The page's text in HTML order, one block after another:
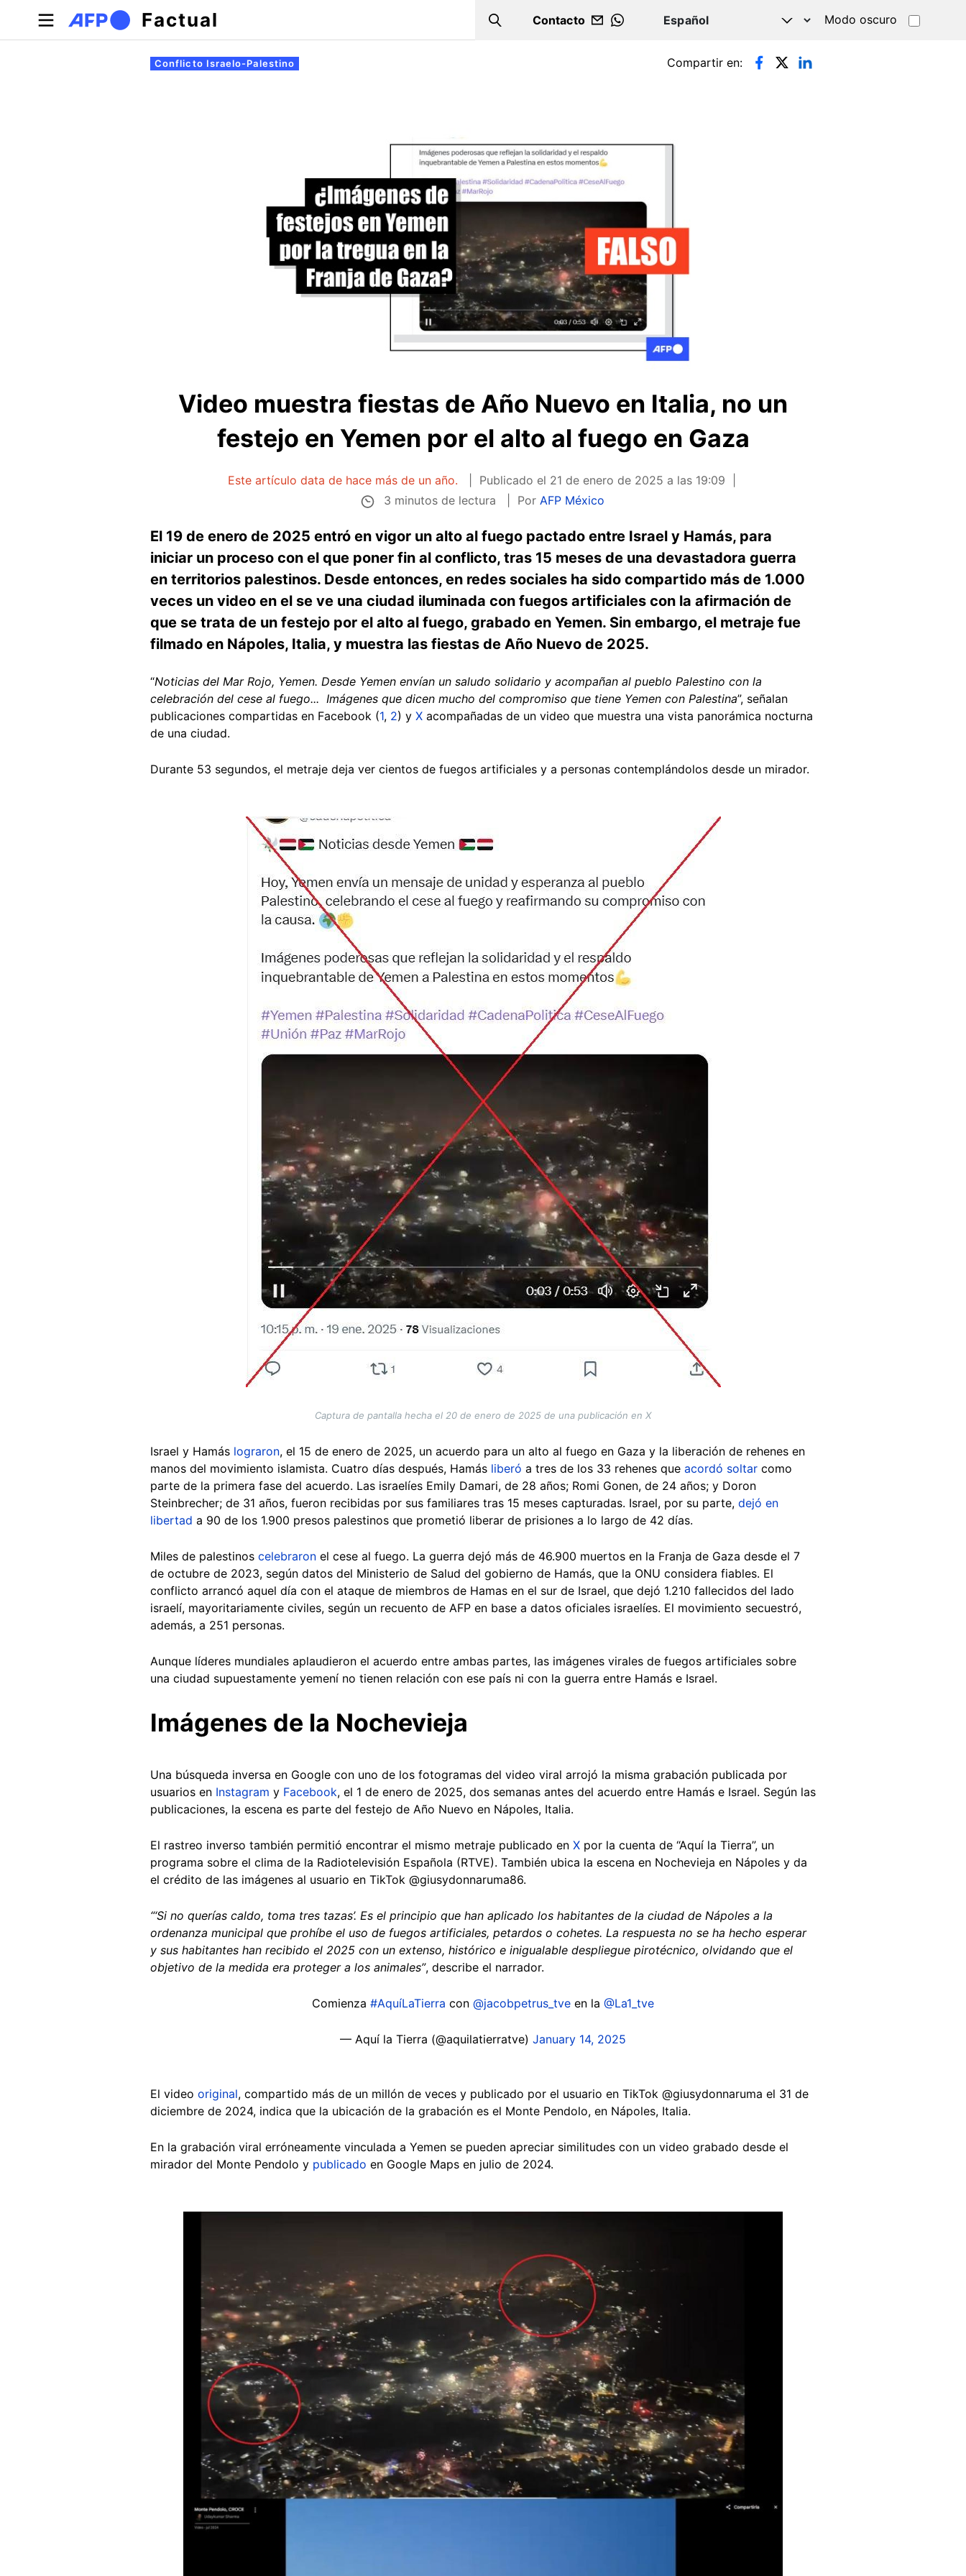
Pasar al contenido principal
Factual Search
Contacto
WHATSAPP
Modo oscuro
Solapas principales
Conflicto Israelo-Palestino Compartir en:
Video muestra fiestas de Año Nuevo en Italia, no un
festejo en Yemen por el alto al fuego en Gaza
Este artículo data de hace más de un año. Publicado el 21 de enero de 2025 a las 19:09
3 minutos de lectura
PorAFP México
El 19 de enero de 2025 entró en vigor un alto al fuego pactado entre Israel y Hamás, para
iniciar un proceso con el que poner fin al conflicto, tras 15 meses de una devastadora guerra
en territorios palestinos. Desde entonces, en redes sociales ha sido compartido más de 1.000
veces un video en el se ve una ciudad iluminada con fuegos artificiales con la afirmación de
que se trata de un festejo por el alto al fuego, grabado en Yemen. Sin embargo, el metraje fue
filmado en Nápoles, Italia, y muestra las fiestas de Año Nuevo de 2025.
“Noticias del Mar Rojo, Yemen. Desde Yemen envían un saludo solidario y acompañan al pueblo Palestino con la
celebración del cese al fuego... Imágenes que dicen mucho del compromiso que tiene Yemen con Palestina”, señalan
publicaciones compartidas en Facebook (1, 2) y X acompañadas de un video que muestra una vista panorámica nocturna
de una ciudad.
Durante 53 segundos, el metraje deja ver cientos de fuegos artificiales y a personas contemplándolos desde un mirador.
Captura de pantalla hecha el 20 de enero de 2025 de una publicación en X
Israel y Hamás lograron, el 15 de enero de 2025, un acuerdo para un alto al fuego en Gaza y la liberación de rehenes en
manos del movimiento islamista. Cuatro días después, Hamás liberó a tres de los 33 rehenes que acordó soltar como
parte de la primera fase del acuerdo. Las israelíes Emily Damari, de 28 años; Romi Gonen, de 24 años; y Doron
Steinbrecher; de 31 años, fueron recibidas por sus familiares tras 15 meses capturadas. Israel, por su parte, dejó en
libertad a 90 de los 1.900 presos palestinos que prometió liberar de prisiones a lo largo de 42 días.
Miles de palestinos celebraron el cese al fuego. La guerra dejó más de 46.900 muertos en la Franja de Gaza desde el 7
de octubre de 2023, según datos del Ministerio de Salud del gobierno de Hamás, que la ONU considera fiables. El
conflicto arrancó aquel día con el ataque de miembros de Hamas en el sur de Israel, que dejó 1.210 fallecidos del lado
israelí, mayoritariamente civiles, según un recuento de AFP en base a datos oficiales israelíes. El movimiento secuestró,
además, a 251 personas.
Aunque líderes mundiales aplaudieron el acuerdo entre ambas partes, las imágenes virales de fuegos artificiales sobre
una ciudad supuestamente yemení no tienen relación con ese país ni con la guerra entre Hamás e Israel.
Imágenes de la Nochevieja
Una búsqueda inversa en Google con uno de los fotogramas del video viral arrojó la misma grabación publicada por
usuarios en Instagram y Facebook, el 1 de enero de 2025, dos semanas antes del acuerdo entre Hamás e Israel. Según las
publicaciones, la escena es parte del festejo de Año Nuevo en Nápoles, Italia.
El rastreo inverso también permitió encontrar el mismo metraje publicado en X por la cuenta de “Aquí la Tierra”, un
programa sobre el clima de la Radiotelevisión Española (RTVE). También ubica la escena en Nochevieja en Nápoles y da
el crédito de las imágenes al usuario en TikTok @giusydonnaruma86.
“‘Si no querías caldo, toma tres tazas’. Es el principio que han aplicado los habitantes de la ciudad de Nápoles a la
ordenanza municipal que prohíbe el uso de fuegos artificiales, petardos o cohetes. La respuesta no se ha hecho esperar
y sus habitantes han recibido el 2025 con un extenso, histórico e inigualable despliegue pirotécnico, olvidando que el
objetivo de la medida era proteger a los animales”, describe el narrador.
Comienza #AquíLaTierra con @jacobpetrus_tve en la @La1_tve
— Aquí la Tierra (@aquilatierratve) January 14, 2025
El video original, compartido más de un millón de veces y publicado por el usuario en TikTok @giusydonnaruma el 31 de
diciembre de 2024, indica que la ubicación de la grabación es el Monte Pendolo, en Nápoles, Italia.
En la grabación viral erróneamente vinculada a Yemen se pueden apreciar similitudes con un video grabado desde el
mirador del Monte Pendolo y publicado en Google Maps en julio de 2024.